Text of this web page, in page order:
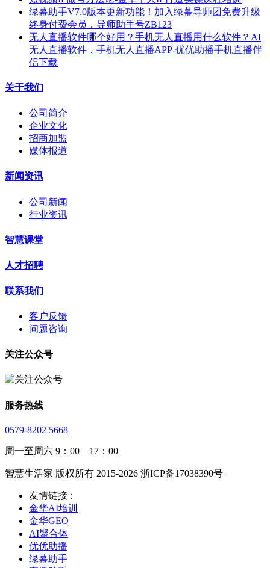
绿幕助手V7.0版本更新功能！加入绿幕导师团免费升级
终身付费会员，导师助手号ZB123
无人直播软件哪个好用？手机无人直播用什么软件？AI
无人直播软件，手机无人直播APP-优优助播手机直播伴
侣下载
关于我们
公司简介
企业文化
招商加盟
媒体报道
新闻资讯
公司新闻
行业资讯
智慧课堂
人才招聘
联系我们
客户反馈
问题咨询
关注公众号
服务热线
0579-8202 5668
周一至周六 9：00—17：00
智慧生活家 版权所有 2015-2026 浙ICP备17038390号
友情链接 :
金华AI培训
金华GEO
AI聚合体
优优助播
绿幕助手